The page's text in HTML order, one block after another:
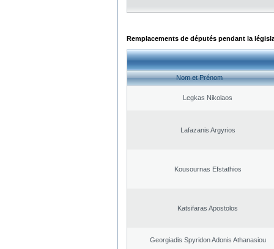
Remplacements de députés pendant la
Nom et Prénom
Legkas Nikolaos
Lafazanis Argyrios
Kousournas Efstathios
Katsifaras Apostolos
Georgiadis Spyridon Adonis Athanasiou